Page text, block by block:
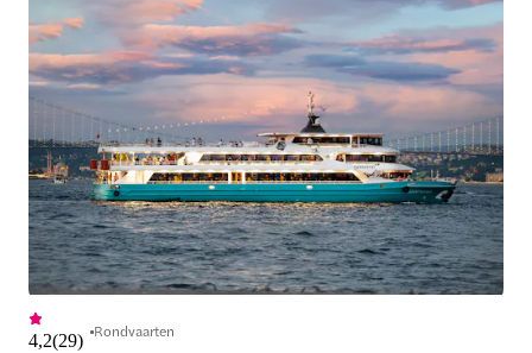
4,2(29) Rondvaarten